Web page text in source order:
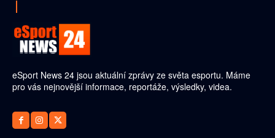
eSport News 24 jsou aktuální zprávy ze světa esportu. Máme
pro vás nejnovější informace, reportáže, výsledky, videa.